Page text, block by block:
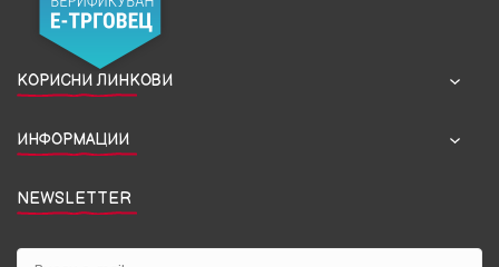
КОРИСНИ ЛИНКОВИ
ИНФОРМАЦИИ
NEWSLETTER